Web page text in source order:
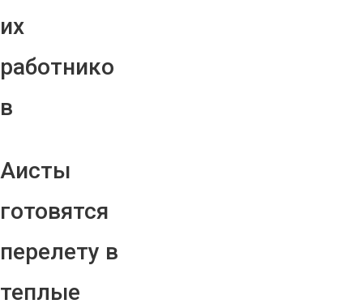
их
работнико
в
Аисты
готовятся
перелету в
теплые